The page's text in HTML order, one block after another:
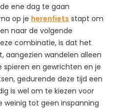
ene dag te gaan
op je herenfiets stapt om
naar de volgende
combinatie, is dat het
aangezien wandelen alleen
en gewrichten en je
gedurende deze tijd een
is wel om te kiezen voor
weinig tot geen inspanning